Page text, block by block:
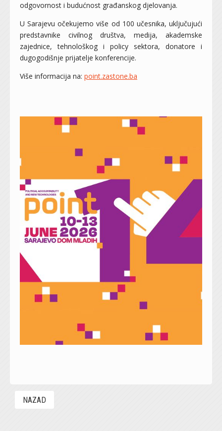
odgovornost i budućnost građanskog djelovanja.
U Sarajevu očekujemo više od 100 učesnika, uključujući
predstavnike civilnog društva, medija, akademske
zajednice, tehnološkog i policy sektora, donatore i
dugogodišnje prijatelje konferencije.
Više informacija na: point.zastone.ba
NAZAD